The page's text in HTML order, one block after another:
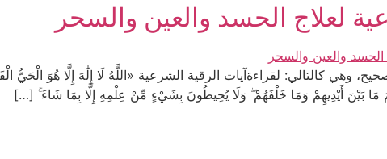
لعلاج الحسد والعين والسحر
وهي كالتالي: لقراءةآيات الرقية الشرعية «اللَّهُ لَا إِلَٰهَ إِلَّا هُوَ
مَا بَيْنَ أَيْدِيهِمْ وَمَا خَلْفَهُمْ ۖ وَلَا يُحِيطُونَ بِشَيْءٍ مِّنْ عِلْمِهِ إِلَّا بِمَا شَاءَ ۚ […]